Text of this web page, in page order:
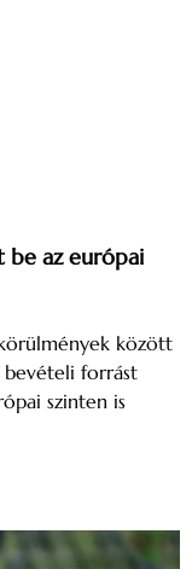
be az európai
között
bevételi forrást
szinten is